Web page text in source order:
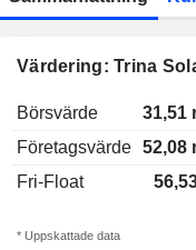
Värdering: Trina
Börsvärde 31,51
Företagsvärde 52,08
Fri-Float
* Uppskattade data